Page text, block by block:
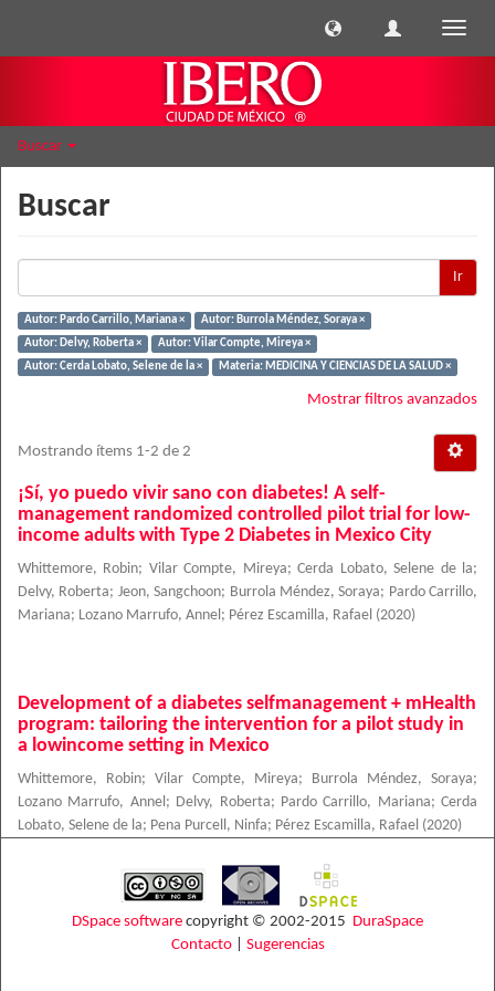
Buscar
Buscar
Ir
Autor: Pardo Carrillo, Mariana ×
Autor: Burrola Méndez, Soraya ×
Autor: Delvy, Roberta ×
Autor: Vilar Compte, Mireya ×
Autor: Cerda Lobato, Selene de la ×
Materia: MEDICINA Y CIENCIAS DE LA SALUD ×
Mostrar filtros avanzados
Mostrando ítems 1-2 de 2
¡Sí, yo puedo vivir sano con diabetes! A self-
management randomized controlled pilot trial for low-
income adults with Type 2 Diabetes in Mexico City
Whittemore, Robin; Vilar Compte, Mireya;Cerda Lobato, Selene de la;
Delvy, Roberta; Jeon, Sangchoon; Burrola Méndez, Soraya; Pardo Carrillo,
Mariana; Lozano Marrufo, Annel ; Pérez Escamilla, Rafael (2020)
Development of a diabetes selfmanagement + mHealth
program: tailoring the intervention for a pilot study in
a lowincome setting in Mexico
Whittemore, Robin; Vilar Compte, Mireya; Burrola Méndez, Soraya;
Lozano Marrufo, Annel ; Delvy, Roberta; Pardo Carrillo, Mariana; Cerda
Lobato, Selene de la; Pena Purcell, Ninfa; Pérez Escamilla, Rafael (2020)
DSpace software copyright © 2002-2015 DuraSpace
Contacto| Sugerencias